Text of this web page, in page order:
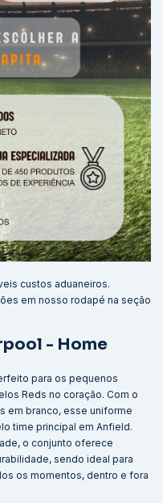
custos aduaneiros.
em nosso rodapé na seção
- Home
para os pequenos
Reds no coração. Com o
em branco, esse uniforme
time principal em Anfield.
o conjunto oferece
sendo ideal para
os momentos, dentro e fora